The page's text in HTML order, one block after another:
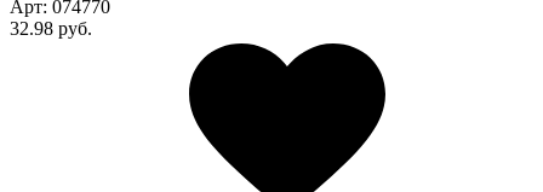
Арт: 074770
32.98 руб.